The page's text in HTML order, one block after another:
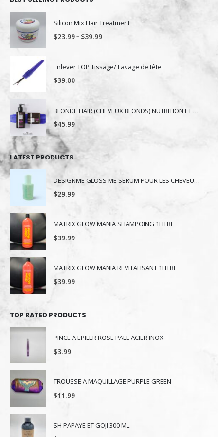
Silicon Mix Hair Treatment
$23.99– $39.99
Enlever TOP Tissage/ Lavage de tête
$39.00
BLONDE HAIR (CHEVEUX BLONDS) NUTRITION ET NUANCE
$45.99
LATEST PRODUCTS
DESIGNME GLOSS ME SERUM POUR LES CHEVEUX 80ML
$29.99
MATRIX GLOW MANIA SHAMPOING 1LITRE
$39.99
MATRIX GLOW MANIA REVITALISANT 1LITRE
$39.99
TOP RATED PRODUCTS
PINCE A EPILER ROSE PALE ACIER INOX
$3.99
TROUSSE A MAQUILLAGE PURPLE GREEN
$11.99
SH PAPAYE ET GOJI 300 ML